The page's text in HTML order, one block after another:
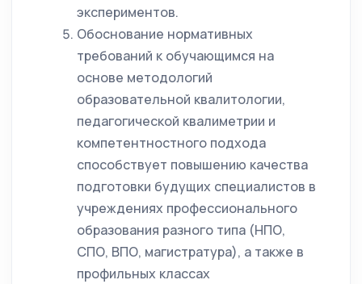
экспериментов.
Обоснование нормативных
требований к обучающимся на
основе методологий
образовательной квалитологии,
педагогической квалиметрии и
компетентностного подхода
способствует повышению качества
подготовки будущих специалистов в
учреждениях профессионального
образования разного типа (НПО,
СПО, ВПО, магистратура), а также в
профильных классах